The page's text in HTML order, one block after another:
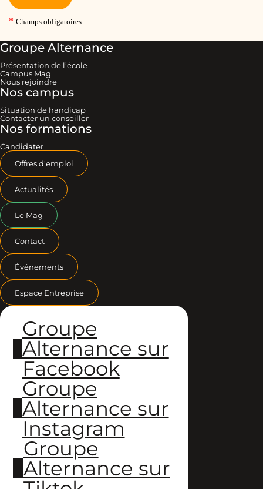
Groupe Alternance
Présentation de l’école
Campus Mag
Nous rejoindre
Nos campus
Situation de handicap
Contacter un conseiller
Nos formations
Candidater
Offres d'emploi
Actualités
Le Mag
Contact
Événements
Espace Entreprise
Groupe
Alternance sur
Facebook
Groupe
Alternance sur
Instagram
Groupe
Alternance sur